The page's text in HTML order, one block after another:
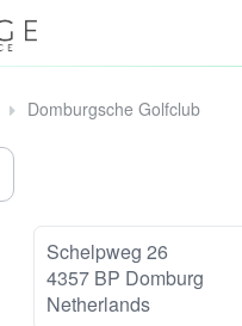
Domburgsche Golfclub
Schelpweg 26
4357 BP Domburg
Netherlands